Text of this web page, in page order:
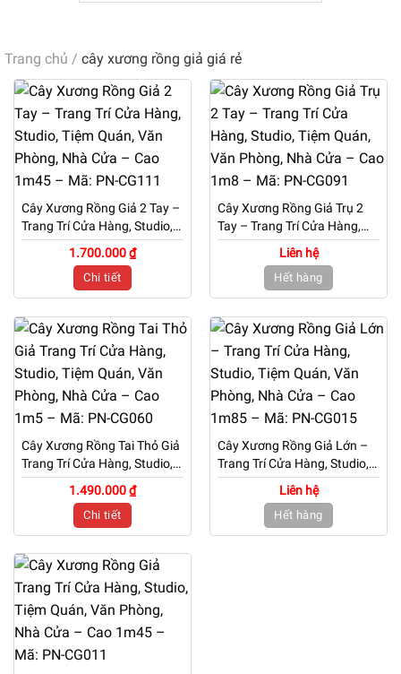
Trang chủ / cây xương rồng giả giá rẻ
Cây Xương Rồng Giả 2 Tay –
Trang Trí Cửa Hàng, Studio,
Tiệm Quán, Văn Phòng, Nhà
Cửa – Cao 1m45 – Mã: PN-
1.700.000 ₫
Chi tiết
Cây Xương Rồng Giả Trụ 2
Tay – Trang Trí Cửa Hàng,
Studio, Tiệm Quán, Văn
Phòng, Nhà Cửa – Cao 1m8
– Mã: PN-CG091
Liên hệ
Hết hàng
Cây Xương Rồng Tai Thỏ Giả
Trang Trí Cửa Hàng, Studio,
Tiệm Quán, Văn Phòng, Nhà
Cửa – Cao 1m5 – Mã: PN-
1.490.000 ₫
Chi tiết
Cây Xương Rồng Giả Lớn –
Trang Trí Cửa Hàng, Studio,
Tiệm Quán, Văn Phòng, Nhà
Cửa – Cao 1m85 – Mã: PN-
Liên hệ
Hết hàng